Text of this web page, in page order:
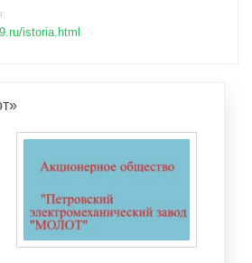
istoria.html